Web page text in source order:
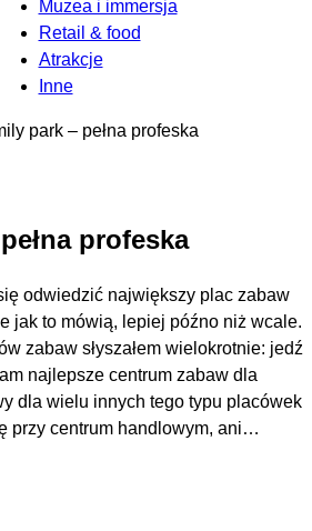
Muzea i immersja
Retail & food
Atrakcje
Inne
park – pełna profeska
profeska
odwiedzić największy plac zabaw
jak to mówią, lepiej późno niż wcale.
zabaw słyszałem wielokrotnie: jedź
najlepsze centrum zabaw dla
dla wielu innych tego typu placówek
przy centrum handlowym, ani…